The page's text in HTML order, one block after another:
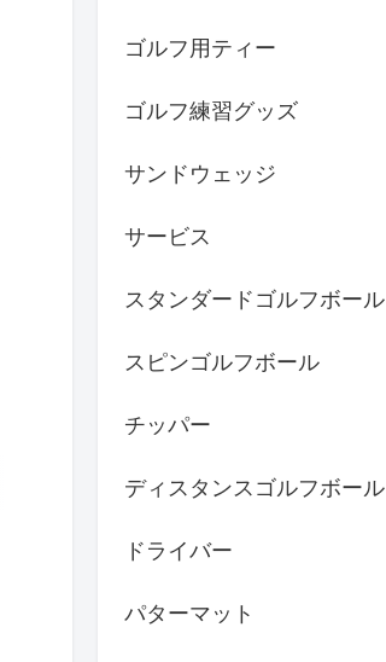
ゴルフ用ティー
ゴルフ練習グッズ
サンドウェッジ
サービス
スタンダードゴルフボール
スピンゴルフボール
チッパー
ディスタンスゴルフボール
ドライバー
パターマット